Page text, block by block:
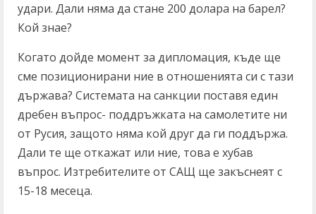
удари. Дали няма да стане 200 долара на барел?
Кой знае?
Когато дойде момент за дипломация, къде ще
сме позиционирани ние в отношенията си с тази
държава? Системата на санкции поставя един
дребен въпрос- поддръжката на самолетите ни
от Русия, защото няма кой друг да ги поддържа.
Дали те ще откажат или ние, това е хубав
въпрос. Изтребителите от САЩ ще закъснеят с
15-18 месеца.